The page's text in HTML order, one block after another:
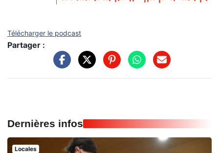
Télécharger le podcast
Partager :
Dernières infos
Locales